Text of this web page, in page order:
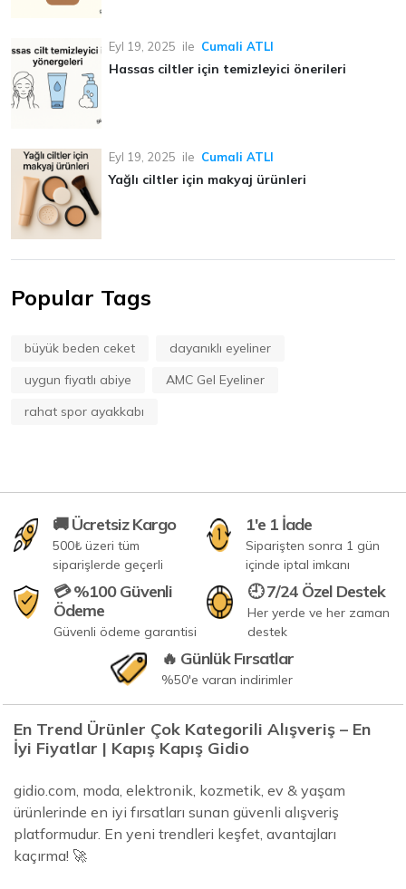
Eyl 19, 2025 ile Cumali ATLI
Hassas ciltler için temizleyici önerileri
Eyl 19, 2025 ile Cumali ATLI
Yağlı ciltler için makyaj ürünleri
Popular Tags
büyük beden ceket
dayanıklı eyeliner
uygun fiyatlı abiye
AMC Gel Eyeliner
rahat spor ayakkabı
🚚 Ücretsiz Kargo
500₺ üzeri tüm
siparişlerde geçerli
1'e 1 İade
Siparişten sonra 1 gün
içinde iptal imkanı
💳 %100 Güvenli
Ödeme
Güvenli ödeme garantisi
🕘 7/24 Özel Destek
Her yerde ve her zaman
destek
🔥 Günlük Fırsatlar
%50'e varan indirimler
En Trend Ürünler Çok Kategorili Alışveriş – En
İyi Fiyatlar | Kapış Kapış Gidio
gidio.com, moda, elektronik, kozmetik, ev & yaşam
ürünlerinde en iyi fırsatları sunan güvenli alışveriş
platformudur. En yeni trendleri keşfet, avantajları
kaçırma! 🚀